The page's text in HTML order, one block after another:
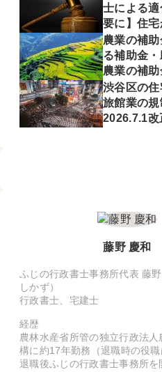
るこれか
ト。事業
士による
要に】住
の転用が厳
5月28日付
底解説
農業の補助
る補助金
農業の補
【2026年
渋谷区の住
旅館業の規
2026.7.1改
藤野 慶和
ふじの行政書士事務所代表 藤
しかず）
行政書士、宅建士
経歴
農林水産省所管の独立行政法人
構に約17年勤務（退職時の役職
退職後ふじの行政書士事務所を